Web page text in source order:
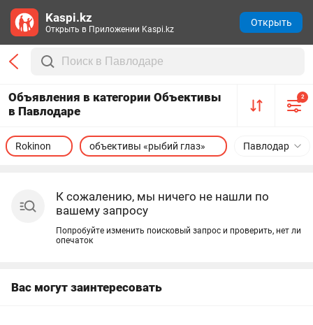
Объявления в категории Объективы
в Павлодаре
2
Павлодар
Rokinon объективы «рыбий глаз»
К сожалению, мы ничего не нашли по
вашему запросу
Попробуйте изменить поисковый запрос и проверить, нет ли
опечаток
Вас могут заинтересовать
Kaspi.kz
Открыть в Приложении Kaspi.kz
Открыть